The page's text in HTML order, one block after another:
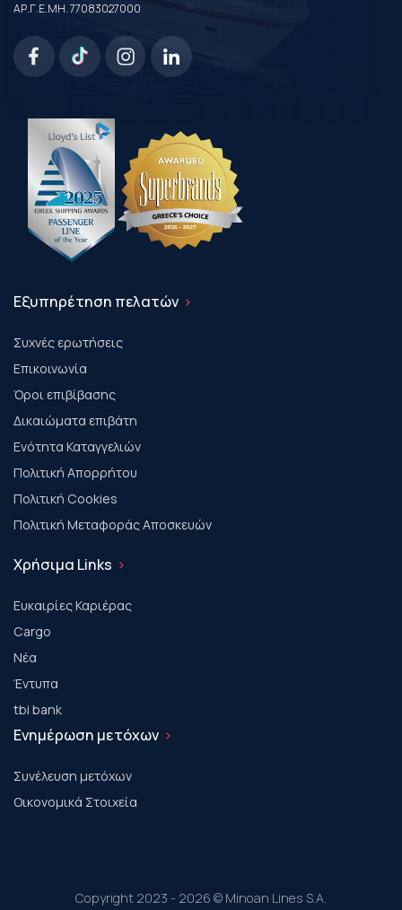
ΑΡ.Γ.Ε.ΜΗ. 77083027000
Εξυπηρέτηση πελατών
Συχνές ερωτήσεις
Επικοινωνία
Όροι επιβίβασης
Δικαιώματα επιβάτη
Ενότητα Καταγγελιών
Πολιτική Απορρήτου
Πολιτική Cookies
Πολιτική Μεταφοράς Αποσκευών
Χρήσιμα Links
Ευκαιρίες Καριέρας
Cargo
Νέα
Έντυπα
tbi bank
Ενημέρωση μετόχων
Συνέλευση μετόχων
Οικονομικά Στοιχεία
Copyright 2023 - 2026 © Minoan Lines S.A.